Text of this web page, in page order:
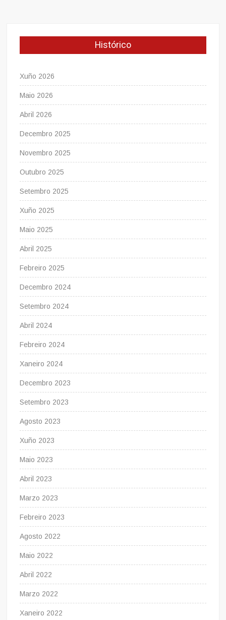
Histórico
Xuño 2026
Maio 2026
Abril 2026
Decembro 2025
Novembro 2025
Outubro 2025
Setembro 2025
Xuño 2025
Maio 2025
Abril 2025
Febreiro 2025
Decembro 2024
Setembro 2024
Abril 2024
Febreiro 2024
Xaneiro 2024
Decembro 2023
Setembro 2023
Agosto 2023
Xuño 2023
Maio 2023
Abril 2023
Marzo 2023
Febreiro 2023
Agosto 2022
Maio 2022
Abril 2022
Marzo 2022
Xaneiro 2022